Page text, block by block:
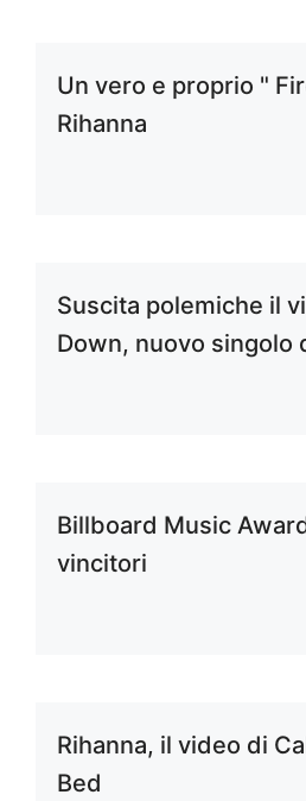
Un vero e proprio "
Rihanna
Suscita polemiche il
Down, nuovo singolo
Billboard Music
vincitori
Rihanna, il video di
Bed